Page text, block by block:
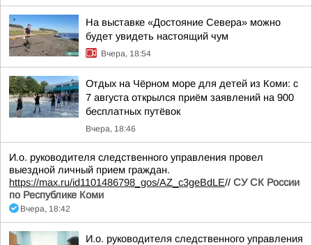
На выставке «Достояние Севера» можно
будет увидеть настоящий чум
Вчера, 18:54
Отдых на Чёрном море для детей из Коми: с
7 августа открылся приём заявлений на 900
бесплатных путёвок
Вчера, 18:46
И.о. руководителя следственного управления провел
выездной личный прием граждан.
https://max.ru/id1101486798_gos/AZ_c3geBdLE// СУ СК России
по Республике Коми
Вчера, 18:42
И.о. руководителя следственного управления